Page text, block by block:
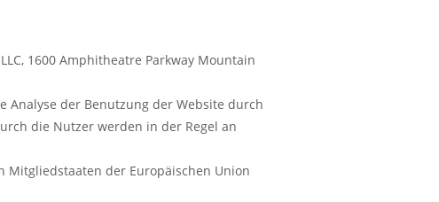
1600 Amphitheatre Parkway Mountain
Analyse der Benutzung der Website durch
die Nutzer werden in der Regel an
Mitgliedstaaten der Europäischen Union